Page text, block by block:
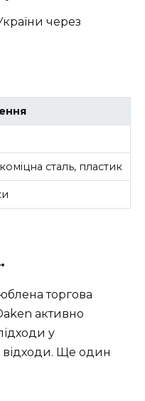
через
сталь, пластик
торгова
активно
у
відходи. Ще один